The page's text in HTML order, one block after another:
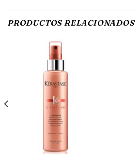
PRODUCTOS RELACIONADOS